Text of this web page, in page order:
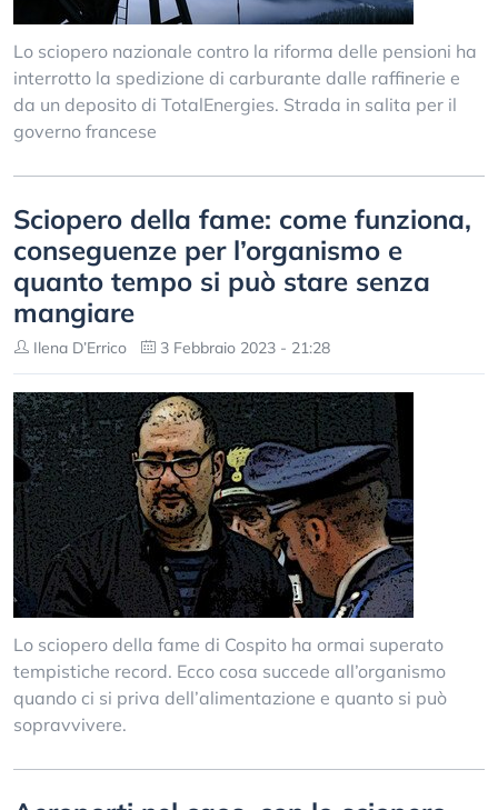
Lo sciopero nazionale contro la riforma delle pensioni ha
interrotto la spedizione di carburante dalle raffinerie e
da un deposito di TotalEnergies. Strada in salita per il
governo francese
Sciopero della fame: come funziona,
conseguenze per l’organismo e
quanto tempo si può stare senza
mangiare
Ilena D’Errico 3 Febbraio 2023 - 21:28
Lo sciopero della fame di Cospito ha ormai superato
tempistiche record. Ecco cosa succede all’organismo
quando ci si priva dell’alimentazione e quanto si può
sopravvivere.